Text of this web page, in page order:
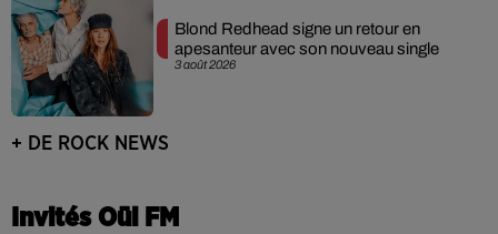
3 août 2026
Blond Redhead signe un retour en
apesanteur avec son nouveau single
+ DE ROCK NEWS
Invités Oüi FM